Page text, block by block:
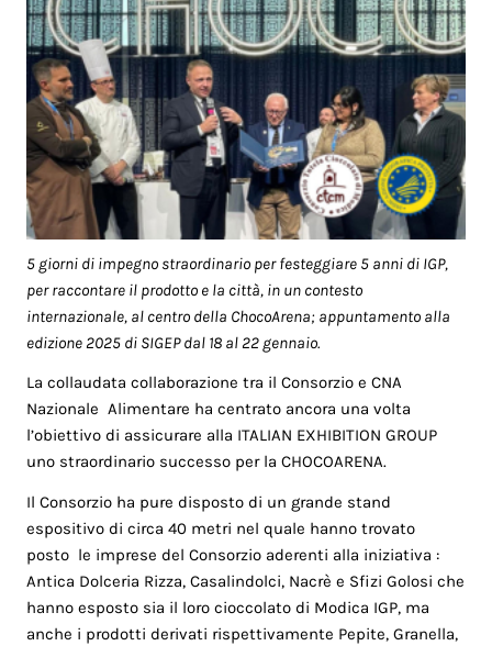
5 giorni di impegno straordinario per festeggiare 5 anni di IGP,
per raccontare il prodotto e la città, in un contesto
internazionale, al centro della ChocoArena; appuntamento alla
edizione 2025 di SIGEP dal 18 al 22 gennaio.
La collaudata collaborazione tra il Consorzio e CNA
Nazionale Alimentare ha centrato ancora una volta
l’obiettivo di assicurare alla ITALIAN EXHIBITION GROUP
uno straordinario successo per la CHOCOARENA.
Il Consorzio ha pure disposto di un grande stand
espositivo di circa 40 metri nel quale hanno trovato
posto le imprese del Consorzio aderenti alla iniziativa :
Antica Dolceria Rizza, Casalindolci, Nacrè e Sfizi Golosi che
hanno esposto sia il loro cioccolato di Modica IGP, ma
anche i prodotti derivati rispettivamente Pepite, Granella,